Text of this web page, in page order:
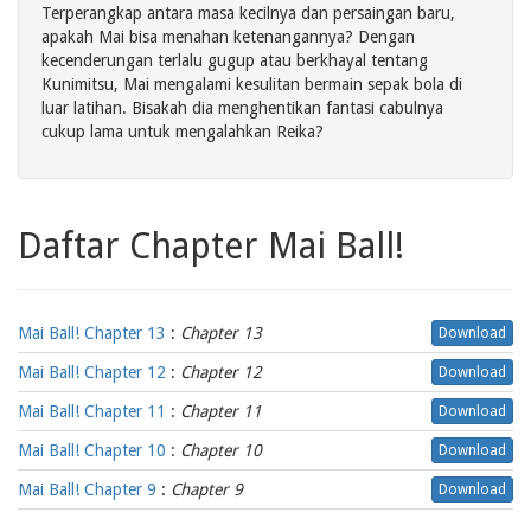
Terperangkap antara masa kecilnya dan persaingan baru,
apakah Mai bisa menahan ketenangannya? Dengan
kecenderungan terlalu gugup atau berkhayal tentang
Kunimitsu, Mai mengalami kesulitan bermain sepak bola di
luar latihan. Bisakah dia menghentikan fantasi cabulnya
cukup lama untuk mengalahkan Reika?
Daftar Chapter Mai Ball!
Mai Ball! Chapter 13 : Chapter 13 Download
Mai Ball! Chapter 12 : Chapter 12 Download
Mai Ball! Chapter 11 : Chapter 11 Download
Mai Ball! Chapter 10 : Chapter 10 Download
Mai Ball! Chapter 9 : Chapter 9 Download